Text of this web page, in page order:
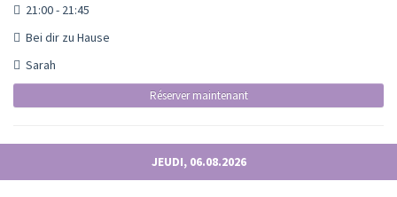
21:00 - 21:45
Bei dir zu Hause
Sarah
Réserver maintenant
JEUDI, 06.08.2026